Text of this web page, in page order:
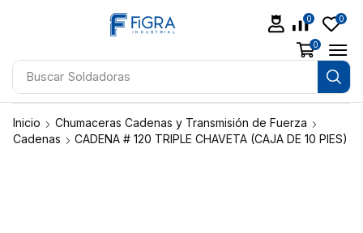
Buscar Soldadoras
0 0
0
Inicio
Chumaceras Cadenas y Transmisión de Fuerza
Cadenas
CADENA # 120 TRIPLE CHAVETA (CAJA DE 10 PIES)